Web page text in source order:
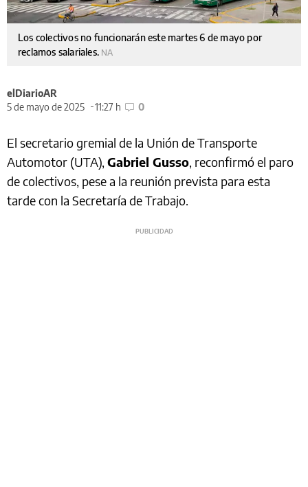
Los colectivos no funcionarán este martes 6 de mayo por
reclamos salariales. NA
elDiarioAR
5 de mayo de 2025
11:27 h 0
El secretario gremial de la Unión de Transporte
Automotor (UTA), Gabriel Gusso, reconfirmó el paro
de colectivos, pese a la reunión prevista para esta
tarde con la Secretaría de Trabajo.